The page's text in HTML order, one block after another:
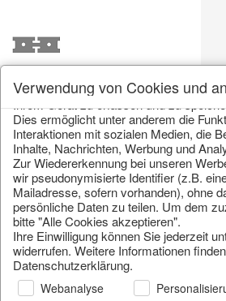
Unsere
Home/Unsere Produkte für
Technologien (im Folgenden: Cookies),
Ihrem Gerät zu erfassen und zu
Dies ermöglicht unter anderem die
Interaktionen mit sozialen Medien, die
Inhalte, Nachrichten, Werbung und
Zur Wiedererkennung bei unseren
wir pseudonymisierte Identifier (z.B.
Mailadresse, sofern vorhanden), ohne
persönliche Daten zu teilen. Um dem
bitte "Alle Cookies akzeptieren".
Ihre Einwilligung können Sie jederzeit
widerrufen. Weitere Informationen
Datenschutzerklärung.
Webanalyse